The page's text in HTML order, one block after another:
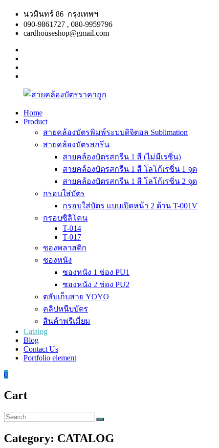
Skip
content
นวมินทร์ 86 กรุงเทพฯ
090-9861727 , 080-9959796
cardhouseshop@gmail.com
สาย
สินค้า
Home
Product
สายคล้องบัตรพิมพ์ระบบดิจิตอล Sublimation
สายคล้องบัตรสกรีน
สายคล้องบัตรสกรีน 1 สี (ไม่มีเรซิ่น)
สายคล้องบัตรสกรีน 1 สี โลโก้เรซิ่น 1 จุด
สายคล้องบัตรสกรีน 1 สี โลโก้เรซิ่น 2 จุด
กรอบใส่บัตร
กรอบใส่บัตร แบบเปิดหน้า 2 ด้าน T-001V
กรอบซิลิโคน
T-014
T-017
ซองพลาสติก
ซองหนัง
ซองหนัง 1 ช่อง PU1
ซองหนัง 2 ช่อง PU2
ตลับเก็บสาย YOYO
คลิปหนีบบัตร
สินค้าพรีเมี่ยม
Catalog
Blog
Contact Us
Portfolio element
0
Cart
Search
for:
Search
Category: CATALOG